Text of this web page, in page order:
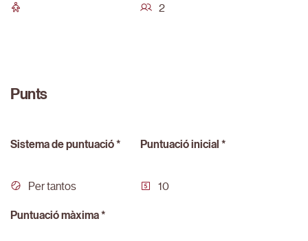
2
Punts
Sistema de puntuació *
Per tantos
Puntuació inicial *
10
Puntuació màxima *